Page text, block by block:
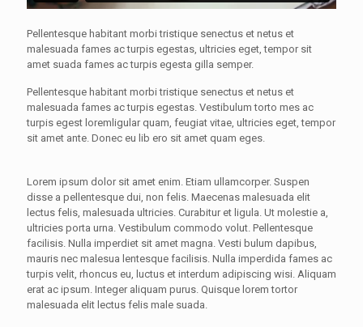
Pellentesque habitant morbi tristique senectus et netus et
malesuada fames ac turpis egestas, ultricies eget, tempor sit
amet suada fames ac turpis egesta gilla semper.
Pellentesque habitant morbi tristique senectus et netus et
malesuada fames ac turpis egestas. Vestibulum torto mes ac
turpis egest loremligular quam, feugiat vitae, ultricies eget, tempor
sit amet ante. Donec eu lib ero sit amet quam eges.
Lorem ipsum dolor sit amet enim. Etiam ullamcorper. Suspen
disse a pellentesque dui, non felis. Maecenas malesuada elit
lectus felis, malesuada ultricies. Curabitur et ligula. Ut molestie a,
ultricies porta urna. Vestibulum commodo volut. Pellentesque
facilisis. Nulla imperdiet sit amet magna. Vesti bulum dapibus,
mauris nec malesua lentesque facilisis. Nulla imperdida fames ac
turpis velit, rhoncus eu, luctus et interdum adipiscing wisi. Aliquam
erat ac ipsum. Integer aliquam purus. Quisque lorem tortor
malesuada elit lectus felis male suada.